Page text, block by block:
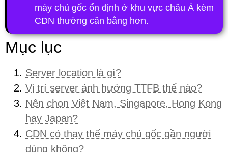
máy chủ gốc ổn định ở khu vực châu Á kèm
CDN thường cân bằng hơn.
Mục lục
Server location là gì?
Vị trí server ảnh hưởng TTFB thế nào?
Nên chọn Việt Nam, Singapore, Hong Kong
hay Japan?
CDN có thay thế máy chủ gốc gần người
dùng không?